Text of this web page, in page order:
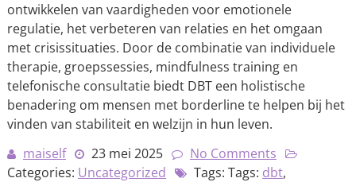
ontwikkelen van vaardigheden voor emotionele
regulatie, het verbeteren van relaties en het omgaan
met crisissituaties. Door de combinatie van individuele
therapie, groepssessies, mindfulness training en
telefonische consultatie biedt DBT een holistische
benadering om mensen met borderline te helpen bij het
vinden van stabiliteit en welzijn in hun leven.
maiself
23 mei 2025
No Comments
Categories: Uncategorized Tags: Tags: dbt,